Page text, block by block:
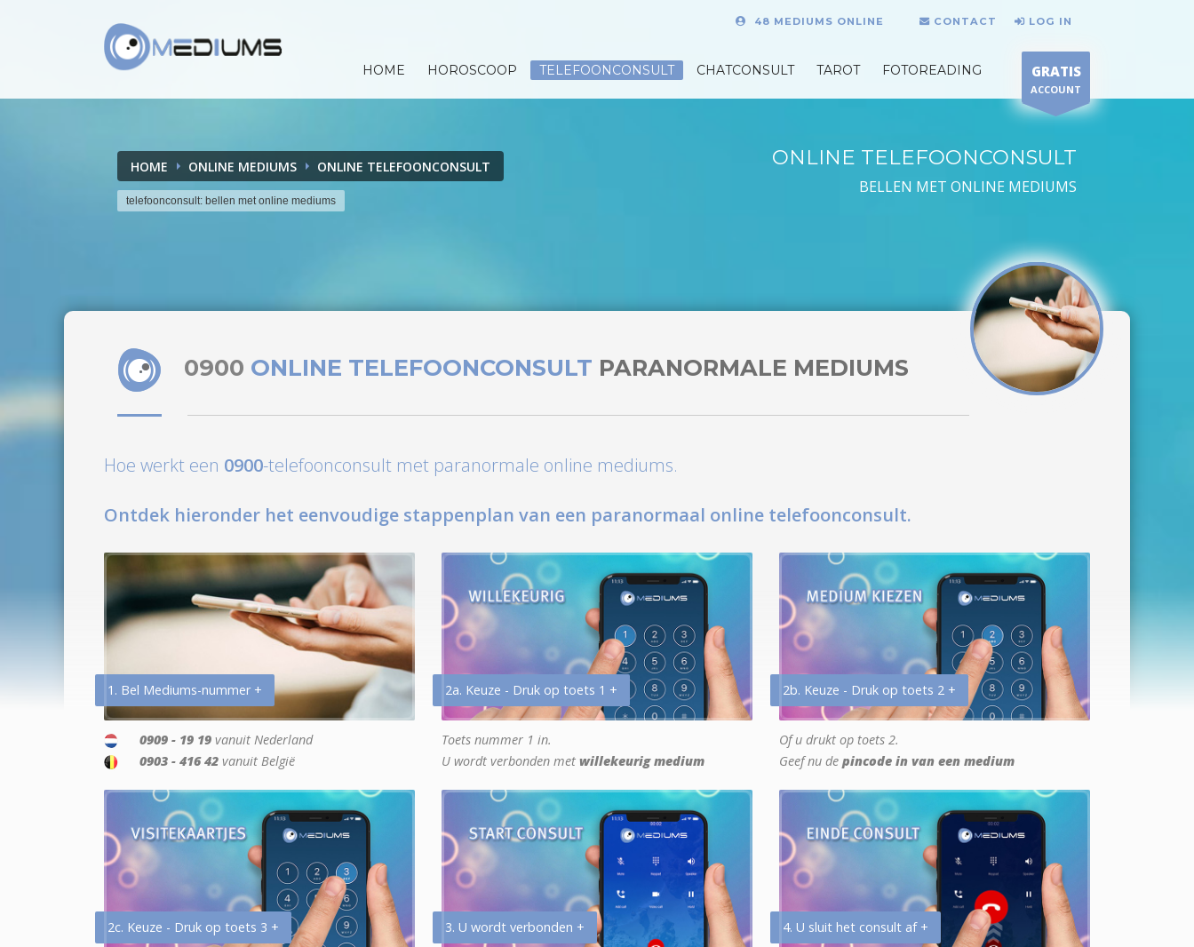
48 MEDIUMS ONLINE CONTACT LOG IN
HOME HOROSCOOP TELEFOONCONSULT CHATCONSULT TAROT FOTOREADING GRATIS
ACCOUNT
HOME ONLINE MEDIUMS ONLINE TELEFOONCONSULT
telefoonconsult: bellen met online mediums
ONLINE TELEFOONCONSULT
BELLEN MET ONLINE MEDIUMS
0900 ONLINE TELEFOONCONSULT PARANORMALE MEDIUMS
Hoe werkt een 0900-telefoonconsult met paranormale online mediums.
Ontdek hieronder het eenvoudige stappenplan van een paranormaal online telefoonconsult.
1. Bel Mediums-nummer +
0909 - 19 19 vanuit Nederland
0903 - 416 42 vanuit België
2a. Keuze - Druk op toets 1 +
Toets nummer 1 in.
U wordt verbonden met willekeurig medium
2b. Keuze - Druk op toets 2 +
Of u drukt op toets 2.
Geef nu de pincode in van een medium
2c. Keuze - Druk op toets 3 + 3. U wordt verbonden + 4. U sluit het consult af +